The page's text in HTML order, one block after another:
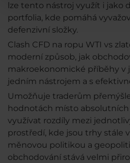
lze tento nástroj využít i jako
portfolia, kde pomáhá
defenzivní složky.
Clash CFD na ropu WTI vs
moderní způsob, jak
makroekonomické příběhy v
jedním nástrojem a s
Umožňuje traderům
hodnotách místo
využívat rozdíly mezi
prostředí, kde jsou trhy stále
měnovou politikou a
obchodování stává velmi